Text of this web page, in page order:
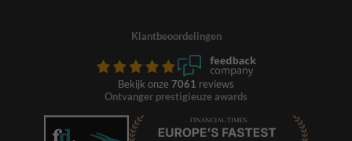
Klantbeoordelingen
Bekijk onze 7061 reviews
Ontvanger prestigieuze awards